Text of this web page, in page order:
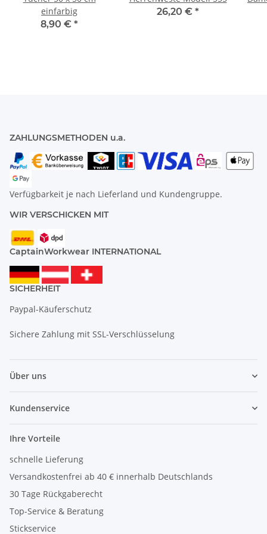
einfarbig
8,90 € *
26,20 € *
ZAHLUNGSMETHODEN u.a.
Verfügbarkeit je nach Lieferland und Kundengruppe.
WIR VERSCHICKEN MIT
CaptainWorkwear INTERNATIONAL
SICHERHEIT
Paypal-Käuferschutz
Sichere Zahlung mit SSL-Verschlüsselung
Über uns
Kundenservice
Ihre Vorteile
schnelle Lieferung
Versandkostenfrei ab 40 € innerhalb Deutschlands
30 Tage Rückgaberecht
Top-Service & Beratung
Stickservice